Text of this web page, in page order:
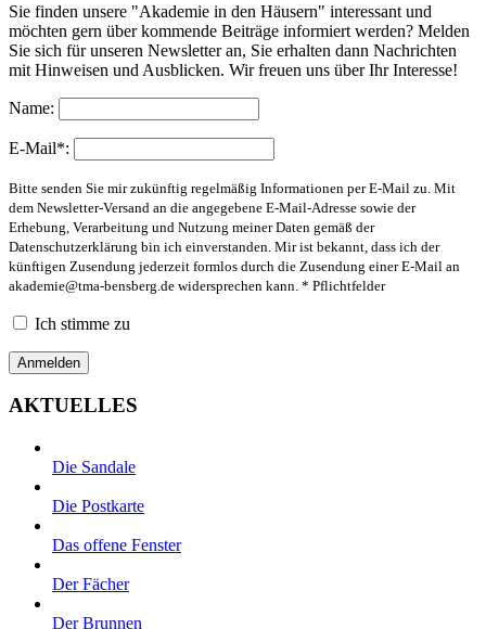
Sie finden unsere "Akademie in den Häusern" interessant und
möchten gern über kommende Beiträge informiert werden? Melden
Sie sich für unseren Newsletter an, Sie erhalten dann Nachrichten
mit Hinweisen und Ausblicken. Wir freuen uns über Ihr Interesse!
Name:
E-Mail*:
Bitte senden Sie mir zukünftig regelmäßig Informationen per E-Mail zu. Mit
dem Newsletter-Versand an die angegebene E-Mail-Adresse sowie der
Erhebung, Verarbeitung und Nutzung meiner Daten gemäß der
Datenschutzerklärung bin ich einverstanden. Mir ist bekannt, dass ich der
künftigen Zusendung jederzeit formlos durch die Zusendung einer E-Mail an
akademie@tma-bensberg.de widersprechen kann. * Pflichtfelder
Ich stimme zu
AKTUELLES
Die Sandale
Die Postkarte
Das offene Fenster
Der Fächer
Der Brunnen